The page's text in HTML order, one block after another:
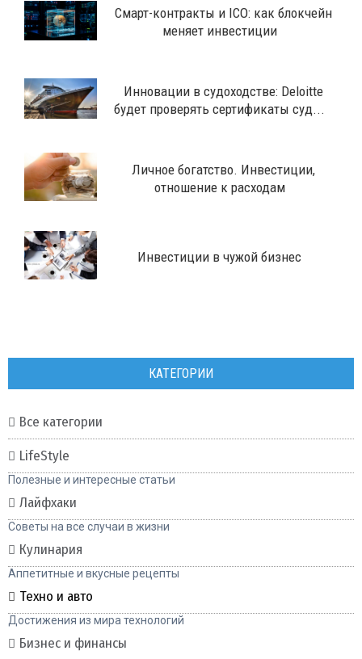
Смарт-контракты и ICO: как блокчейн
меняет инвестиции
Инновации в судоходстве: Deloitte
будет проверять сертификаты суд...
Личное богатство. Инвестиции,
отношение к расходам
Инвестиции в чужой бизнес
КАТЕГОРИИ
Все категории
LifeStyle
Полезные и интересные статьи
Лайфхаки
Советы на все случаи в жизни
Кулинария
Аппетитные и вкусные рецепты
Техно и авто
Достижения из мира технологий
Бизнес и финансы